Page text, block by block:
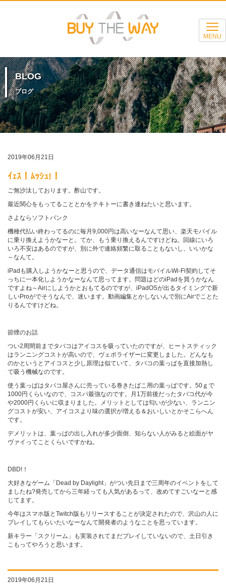
MENU
BLOG
ブログ
2019年06月21日
ｲｪｽ！ﾑｯｼｭ!！
ご無沙汰しております。酢山です。
最近関心をもってることとかをテキトーに書き連ねたいと思います。
さよならソフトバンク
機種代払い終わってるのに毎月9,000円は高いなーなんて思い、楽天モバイル
に乗り換えようかなーと。てか、もう乗り換えるんですけどね。回線にいろ
いろ不安はあるのですが、別に外で連絡頻繁に取ることもないし、いいかな
～なんて。
iPadも購入しようかなーと思うので、データ通信はモバイルWi-Fi契約してそ
っちに一本化しようかなーなんて思ってます。問題はどのiPadを買うかなん
ですよね～Airにしようかとおもてるのですが、iPadOSが出るタイミングで新
しいProがでそうなんで、迷います。動画編集とかしないんで別にAirでことた
りるんですけどね。
節煙のお話
つい2周間前までタバコはアイコスを吸っていたのですが、ヒートスティック
はランニングコストが高いので、ヴェポライザーに変更しました。どんなも
のかというとアイコスと少し原理は似ていて、タバコの葉っぱを直接加熱し
て吸う機械なのです。
使う葉っぱはタバコ屋さんに売っている巻きたばこ用の葉っぱです。50ｇで
1000円くらいなので、コスパ最強なのです。月1万前後だったタバコ代が今
や2000円くらいに収まりました。メリットとしては匂いが少ない、ランニン
グコストが安い、アイコスより味の選択が増える＆おいしいとかそこらへん
です。
デメリットは、葉っぱの出し入れが多少面倒、知らない人がみると絵面がヤ
ヴァイってことくらいですかね。
DBD!！
大好きなゲーム「Dead by Daylight」がつい先日まで三周年のイベントをして
ましたね?発売してから三年経っても人気があるって、改めてすごいなーと感
じてます。
今年はスマホ版とTwitch版もリリースすることが決定されたので、沢山の人に
プレイしてもらいたいなーなんて開発者のようなことを思っています。
新キラー「スクリーム」も実装されてまだプレイしていないので、土日引き
こもってやろうと思います。
2019年06月21日